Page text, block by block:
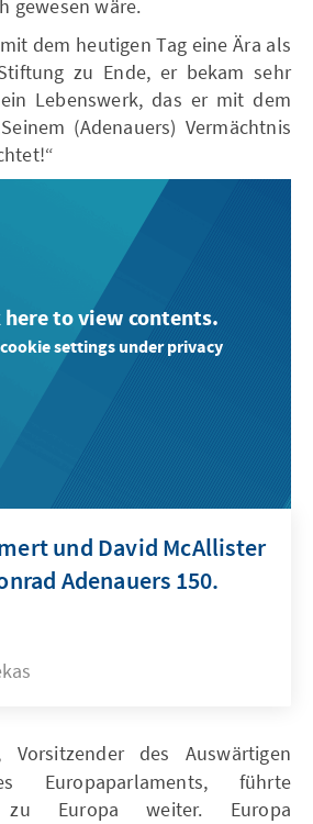
gewesen wäre.
dem heutigen Tag eine Ära als
zu Ende, er bekam sehr
Lebenswerk, das er mit dem
(Adenauers) Vermächtnis
here to view contents.
settings under privacy
und David McAllister
Adenauers 150.
Vorsitzender des Auswärtigen
Europaparlaments, führte
Europa weiter. Europa